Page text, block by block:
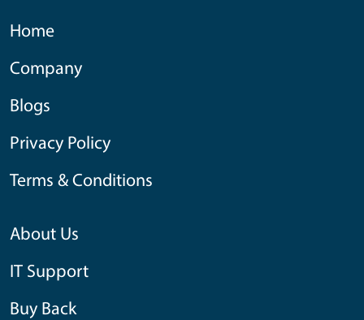
Home
Company
Blogs
Privacy Policy
Terms & Conditions
About Us
IT Support
Buy Back